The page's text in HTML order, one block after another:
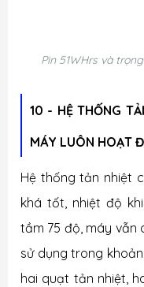
Pin 51WHrs và
10 - HỆ THỐNG
MÁY LUÔN HOẠT
Hệ thống tản nhiệt
khá tốt, nhiệt độ
tầm 75 độ, máy vẫn
sử dụng trong
hai quạt tản nhiệt,